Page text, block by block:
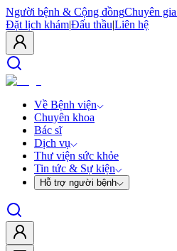
Người bệnh & Cộng đồngChuyên
Đặt lịch khám|Đấu thầu|Liên hệ
Về Bệnh viện
Chuyên khoa
Bác sĩ
Dịch vụ
Thư viện sức khỏe
Tin tức & Sự kiện
Hỗ trợ người bệnh